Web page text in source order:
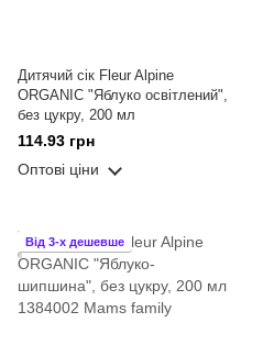
Дитячий сік Fleur Alpine
ORGANIC "Яблуко освітлений",
без цукру, 200 мл
114.93 грн
Оптові ціни
Від 3-х дешевше